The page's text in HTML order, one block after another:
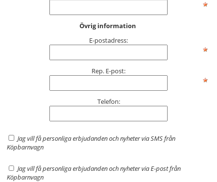
Övrig information
E-postadress:
Rep. E-post:
Telefon:
Jag vill få personliga erbjudanden och nyheter via SMS från
Köpbarnvagn
Jag vill få personliga erbjudanden och nyheter via E-post från
Köpbarnvagn